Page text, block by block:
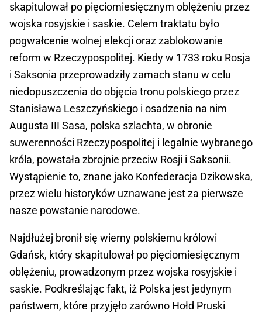
skapitulował po pięciomiesięcznym oblężeniu przez
wojska rosyjskie i saskie. Celem traktatu było
pogwałcenie wolnej elekcji oraz zablokowanie
reform w Rzeczypospolitej. Kiedy w 1733 roku Rosja
i Saksonia przeprowadziły zamach stanu w celu
niedopuszczenia do objęcia tronu polskiego przez
Stanisława Leszczyńskiego i osadzenia na nim
Augusta III Sasa, polska szlachta, w obronie
suwerenności Rzeczypospolitej i legalnie wybranego
króla, powstała zbrojnie przeciw Rosji i Saksonii.
Wystąpienie to, znane jako Konfederacja Dzikowska,
przez wielu historyków uznawane jest za pierwsze
nasze powstanie narodowe.
Najdłużej bronił się wierny polskiemu królowi
Gdańsk, który skapitulował po pięciomiesięcznym
oblężeniu, prowadzonym przez wojska rosyjskie i
saskie. Podkreślając fakt, iż Polska jest jedynym
państwem, które przyjęło zarówno Hołd Pruski